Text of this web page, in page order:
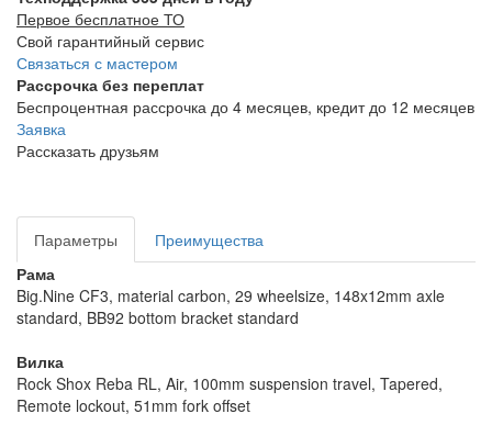
Первое бесплатное ТО
Свой гарантийный сервис
Связаться с мастером
Рассрочка без переплат
Беспроцентная рассрочка до 4 месяцев, кредит до 12 месяцев
Заявка
Рассказать друзьям
Параметры
Преимущества
Рама
Big.Nine CF3, material carbon, 29 wheelsize, 148x12mm axle
standard, BB92 bottom bracket standard
Вилка
Rock Shox Reba RL, Air, 100mm suspension travel, Tapered,
Remote lockout, 51mm fork offset